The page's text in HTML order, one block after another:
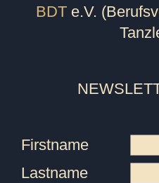
BDT e.V.
Firstname
Lastname